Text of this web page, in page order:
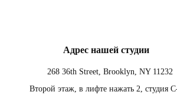
Адрес нашей студии
268 36th Street, Brooklyn, NY 11232
Второй этаж, в лифте нажать2, студия